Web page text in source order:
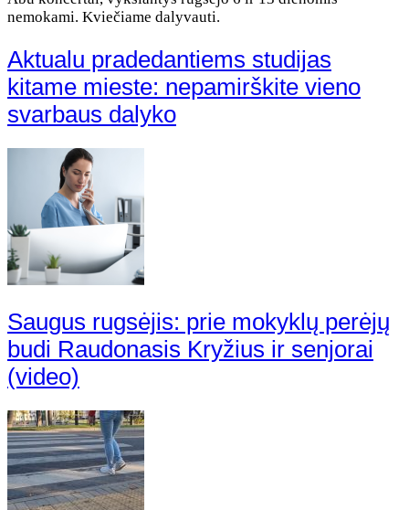
nemokami. Kviečiame dalyvauti.
Aktualu pradedantiems studijas
kitame mieste: nepamirškite vieno
svarbaus dalyko
Saugus rugsėjis: prie mokyklų perėjų
budi Raudonasis Kryžius ir senjorai
(video)